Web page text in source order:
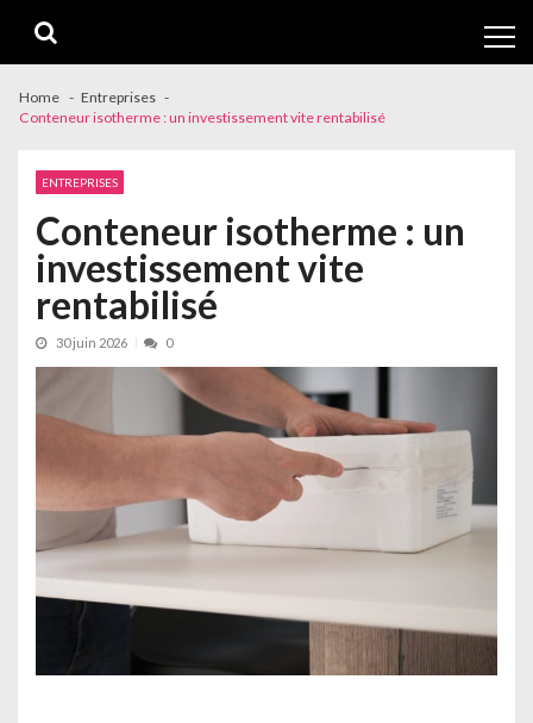
navigation
content
Home
Entreprises
Conteneur isotherme : un investissement vite rentabilisé
ENTREPRISES
Conteneur isotherme : un
investissement vite
rentabilisé
30 juin 2026 0